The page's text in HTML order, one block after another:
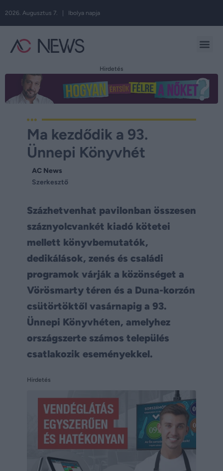
2026. Augusztus 7. | Ibolya napja
Hirdetés
Ma kezdődik a 93.
Ünnepi Könyvhét
AC News
Szerkesztő
Százhetvenhat pavilonban összesen
száznyolcvankét kiadó kötetei
mellett könyvbemutatók,
dedikálások, zenés és családi
programok várják a közönséget a
Vörösmarty téren és a Duna-korzón
csütörtöktől vasárnapig a 93.
Ünnepi Könyvhéten, amelyhez
országszerte számos település
csatlakozik eseményekkel.
Hirdetés